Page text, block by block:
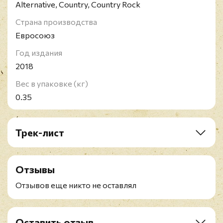
Alternative, Country, Country Rock
Страна производства
Евросоюз
Год издания
2018
Вес в упаковке (кг)
0.35
Трек-лист
A1. Come Cryin' To Me
A2. Everybody Knows
A3. Gonna Be A Darkness
A4. Bitter End
A6. Long Time Ago
B1. Need You Tonight
Отзывы
Отзывов еще никто не оставлял